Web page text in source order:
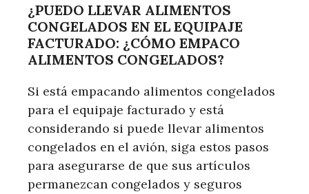
¿PUEDO LLEVAR ALIMENTOS
CONGELADOS EN EL EQUIPAJE
FACTURADO: ¿CÓMO EMPACO
ALIMENTOS CONGELADOS?
Si está empacando alimentos congelados
para el equipaje facturado y está
considerando si puede llevar alimentos
congelados en el avión, siga estos pasos
para asegurarse de que sus artículos
permanezcan congelados y seguros